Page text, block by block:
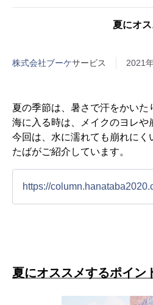
夏にオ
株式会社ブーケサービス 2021
夏の季節は、暑さで汗をかい
海に入る時は、メイクのヨレや
今回は、水に濡れても崩れに
たばがご紹介しています。
https://
夏にオススメするポイン